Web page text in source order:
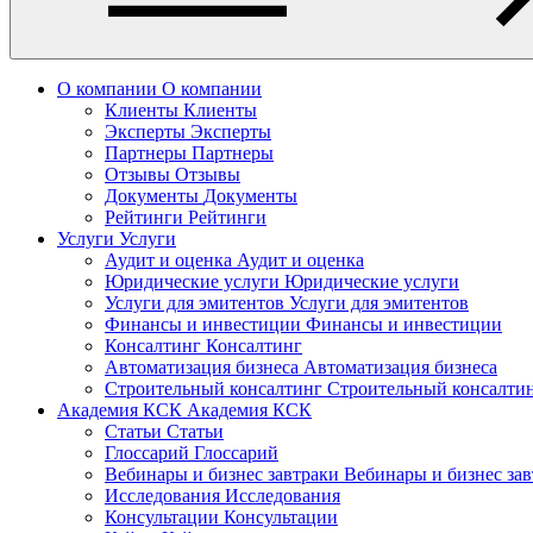
О компании О компании
Клиенты Клиенты
Эксперты Эксперты
Партнеры Партнеры
Отзывы Отзывы
Документы Документы
Рейтинги Рейтинги
Услуги Услуги
Аудит и оценка Аудит и оценка
Юридические услуги Юридические услуги
Услуги для эмитентов Услуги для эмитентов
Финансы и инвестиции Финансы и инвестиции
Консалтинг Консалтинг
Автоматизация бизнеса Автоматизация бизнеса
Строительный консалтинг Строительный
Академия КСК Академия КСК
Статьи Статьи
Глоссарий Глоссарий
Вебинары и бизнес завтраки Вебинары и бизнес
Исследования Исследования
Консультации Консультации